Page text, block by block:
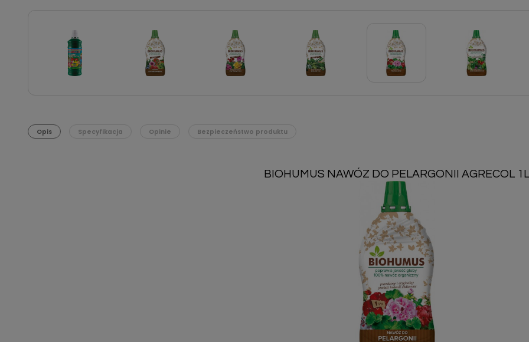
Opis Specyfikacja Opinie Bezpieczeństwo produktu
BIOHUMUS NAWÓZ DO PELARGONII AGRECOL 1L